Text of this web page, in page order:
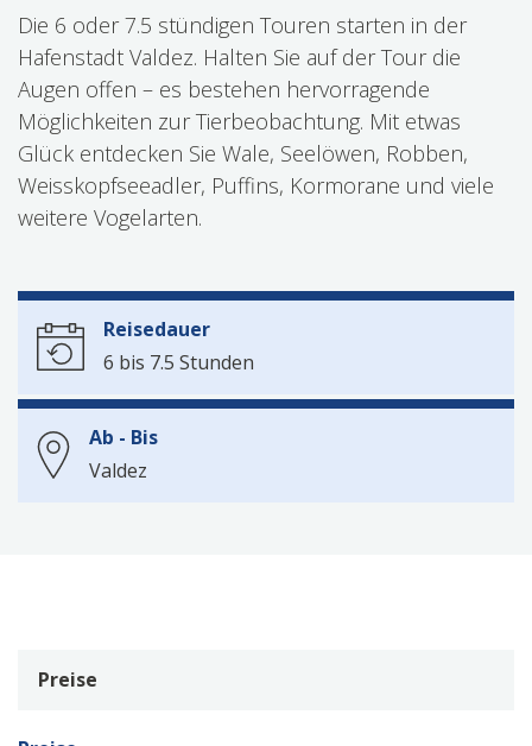
Die 6 oder 7.5 stündigen Touren starten in der
Hafenstadt Valdez. Halten Sie auf der Tour die
Augen offen – es bestehen hervorragende
Möglichkeiten zur Tierbeobachtung. Mit etwas
Glück entdecken Sie Wale, Seelöwen, Robben,
Weisskopfseeadler, Puffins, Kormorane und viele
weitere Vogelarten.
Reisedauer
6 bis 7.5 Stunden
Ab - Bis
Valdez
Preise